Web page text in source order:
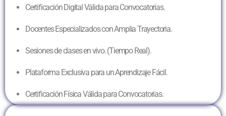
Certificación Digital Válida para Convocatorias.
Docentes Especializados con Amplia Trayectoria.
Sesiones de clases en vivo. (Tiempo Real).
Plataforma Exclusiva para un Aprendizaje Fácil.
Certificación Física Válida para Convocatorias.